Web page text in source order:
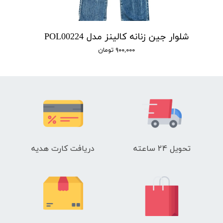
شلوار جین زنانه کالینز مدل POL00224
۹۰۰,۰۰۰ تومان
تحویل 24 ساعته دریافت کارت هدیه